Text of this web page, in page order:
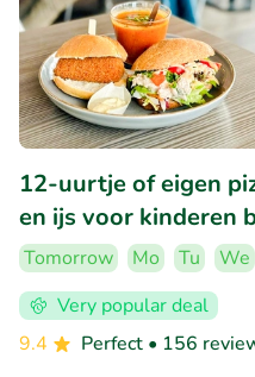
12-uurtje of eigen
en ijs voor kinderen
Tomorrow Mo Tu We
Very popular deal
9.4
Perfect • 156